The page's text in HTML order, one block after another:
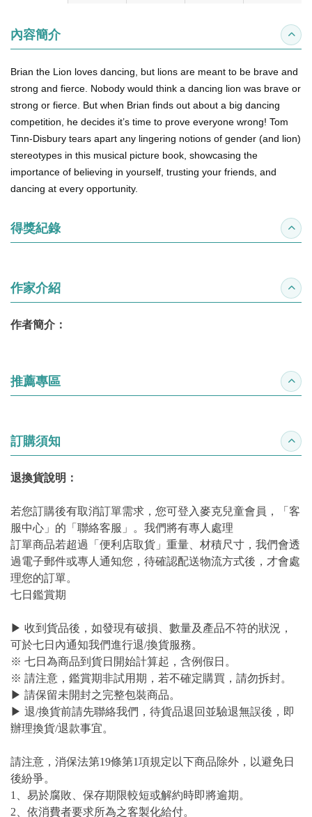
內容簡介 收合
Brian the Lion loves dancing, but lions are meant to be brave and
strong and fierce. Nobody would think a dancing lion was brave or
strong or fierce. But when Brian finds out about a big dancing
competition, he decides it’s time to prove everyone wrong! Tom
Tinn-Disbury tears apart any lingering notions of gender (and lion)
stereotypes in this musical picture book, showcasing the
importance of believing in yourself, trusting your friends, and
dancing at every opportunity.
得獎紀錄 收合
作家介紹 收合
作者簡介：
推薦專區 收合
訂購須知 收合
退換貨說明：
若您訂購後有取消訂單需求，您可登入麥克兒童會員，「客
服中心」的「聯絡客服」。我們將有專人處理
訂單商品若超過「便利店取貨」重量、材積尺寸，我們會透
過電子郵件或專人通知您，待確認配送物流方式後，才會處
理您的訂單。
七日鑑賞期
▶ 收到貨品後，如發現有破損、數量及產品不符的狀況，
可於七日內通知我們進行退/換貨服務。
※ 七日為商品到貨日開始計算起，含例假日。
※ 請注意，鑑賞期非試用期，若不確定購買，請勿拆封。
▶ 請保留未開封之完整包裝商品。
▶ 退/換貨前請先聯絡我們，待貨品退回並驗退無誤後，即
辦理換貨/退款事宜。
請注意，消保法第19條第1項規定以下商品除外，以避免日
後紛爭。
1、易於腐敗、保存期限較短或解約時即將逾期。
2、依消費者要求所為之客製化給付。